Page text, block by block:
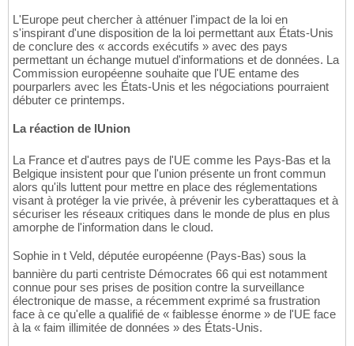
L'Europe peut chercher à atténuer l'impact de la loi en
s'inspirant d'une disposition de la loi permettant aux États-Unis
de conclure des « accords exécutifs » avec des pays
permettant un échange mutuel d'informations et de données. La
Commission européenne souhaite que l'UE entame des
pourparlers avec les États-Unis et les négociations pourraient
débuter ce printemps.
La réaction de lUnion
La France et d'autres pays de l'UE comme les Pays-Bas et la
Belgique insistent pour que l'union présente un front commun
alors qu'ils luttent pour mettre en place des réglementations
visant à protéger la vie privée, à prévenir les cyberattaques et à
sécuriser les réseaux critiques dans le monde de plus en plus
amorphe de l'information dans le cloud.
Sophie in t Veld, députée européenne (Pays-Bas) sous la
bannière du parti centriste Démocrates 66 qui est notamment
connue pour ses prises de position contre la surveillance
électronique de masse, a récemment exprimé sa frustration
face à ce qu'elle a qualifié de « faiblesse énorme » de l'UE face
à la « faim illimitée de données » des États-Unis.